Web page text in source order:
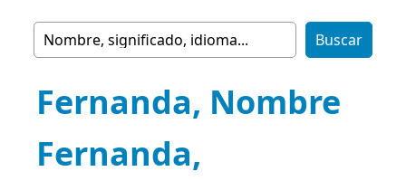
Fernanda, Nombre
Fernanda,